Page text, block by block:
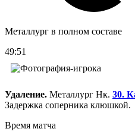
Металлург в полном составе
49:51
Удаление. Металлург Нк. 30.
Задержка соперника клюшкой.
Время матча